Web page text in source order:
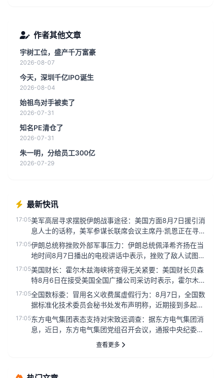
作者其他文章
宇树工位，盛产千万富豪
2026-08-07
今天，深圳千亿IPO诞生
2026-08-04
始祖鸟对手被卖了
2026-07-31
知名PE清仓了
2026-07-31
朱一明，分给员工300亿
2026-07-29
最新快讯
17:05美军高层寻求摆脱伊朗战事途径：美国方面8月7日援引消
息人士的话称，美军参谋长联席会议主席丹·凯恩正在寻
找摆脱伊朗战事的途...
17:05伊朗总统称挫败外部军事压力：伊朗总统佩泽希齐扬在当
地时间8月7日播出的电视讲话中表示，挫败了敌人试图通
过军事压力让伊朗陷...
17:05美国财长：霍尔木兹海峡将变得无关紧要：美国财长贝森
特8月6日在接受美国全国广播公司采访时表示，霍尔木
兹海峡永远不会恢复到...
17:05全国数标委：冒用名义收费属虚假行为：8月7日，全国数
据标准化技术委员会秘书处发布声明称，近期接到多起反
映，称有部分单位或...
17:05东方电气集团表态支持对宋致远调查：据东方电气集团消
息，近日，东方电气集团党组召开会议，通报中央纪委国
家监委对宋致远涉嫌严...
查看更多